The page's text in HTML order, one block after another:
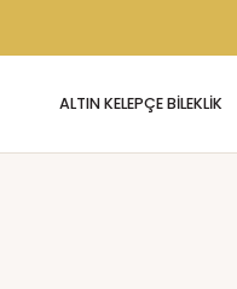
ALTIN KELEPÇE BİLEKLİK